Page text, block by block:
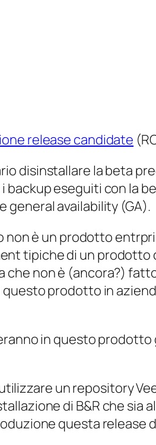
release candidate
disinstallare la beta
eseguiti con la
general availability (GA).
non è un prodotto
tipiche di un prodotto
che non è (ancora?)
prodotto in
in questo
un repository
di B&R che sia
questa release